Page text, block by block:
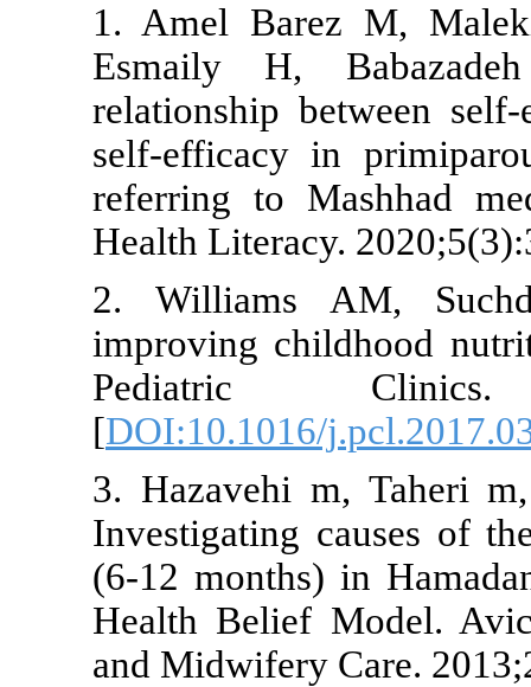
1. Amel
Esmaily
relationship
self-efficacy
referring to
Health
2.
improving
[
3. Hazavehi
(6-12
Health
and